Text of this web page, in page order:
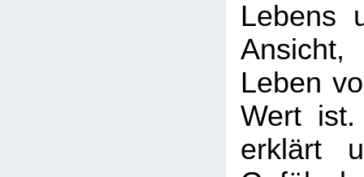
Lebens
Leben
Wert
erklärt